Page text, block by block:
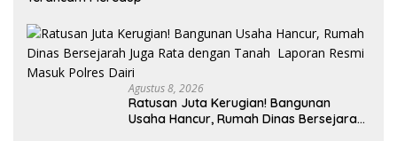
Agustus 8, 2026
Ratusan Juta Kerugian! Bangunan
Usaha Hancur, Rumah Dinas Bersejarah